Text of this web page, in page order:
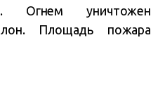
Огнем уничтожен
Площадь пожара